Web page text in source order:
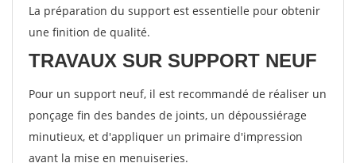
La préparation du support est essentielle pour obtenir
une finition de qualité.
TRAVAUX SUR SUPPORT NEUF
Pour un support neuf, il est recommandé de réaliser un
ponçage fin des bandes de joints, un dépoussiérage
minutieux, et d'appliquer un primaire d'impression
avant la mise en menuiseries.